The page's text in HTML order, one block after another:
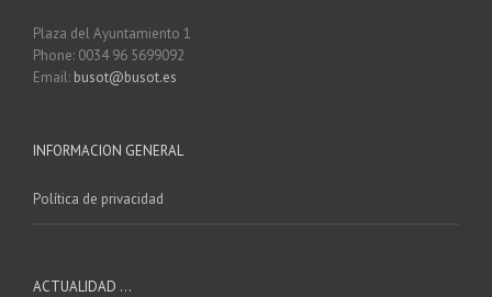
Plaza del Ayuntamiento 1
Phone: 0034 96 5699092
Email: busot@busot.es
INFORMACION GENERAL
Política de privacidad
ACTUALIDAD …